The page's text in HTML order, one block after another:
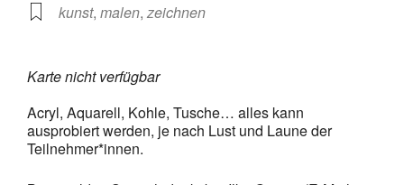
kunst, malen,zeichnen
Karte nicht verfügbar
Acryl, Aquarell, Kohle, Tusche… alles kann
ausprobiert werden, je nach Lust und Laune der
Teilnehmer*innen.